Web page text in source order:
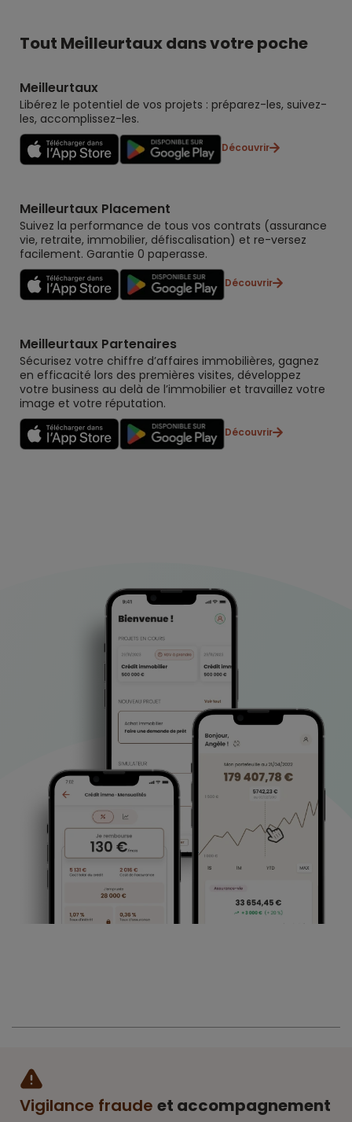
Tout Meilleurtaux dans votre poche
Meilleurtaux
Libérez le potentiel de vos projets : préparez-les, suivez-
les, accomplissez-les.
Découvrir
Meilleurtaux Placement
Suivez la performance de tous vos contrats (assurance
vie, retraite, immobilier, défiscalisation) et re-versez
facilement. Garantie 0 paperasse.
Découvrir
Meilleurtaux Partenaires
Sécurisez votre chiffre d’affaires immobilières, gagnez
en efficacité lors des premières visites, développez
votre business au delà de l’immobilier et travaillez votre
image et votre réputation.
Découvrir
Vigilance fraude et accompagnement